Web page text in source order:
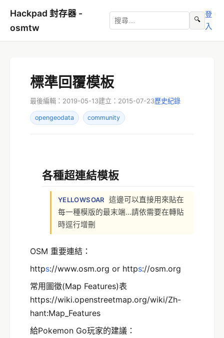
Hackpad 封存器 -
osmtw
🔍
登
入
標準回覆模板
最後編輯：2019-05-13建立：2015-07-23歷史紀錄
opengeodata community
各種超連結模板
YELLOWSOAR
這邊可以直接用來貼在
每一種模版的最末端...請依需要在轉貼
時逕行增刪
OSM 重要連結：
https://www.osm.org or https://osm.org
常用圖徵(Map Features)表
https://wiki.openstreetmap.org/wiki/Zh-
hant:Map_Features
給Pokemon Go玩家的建議：